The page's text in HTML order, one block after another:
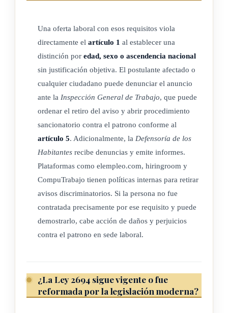
Una oferta laboral con esos requisitos viola
directamente el artículo 1 al establecer una
distinción por edad, sexo o ascendencia nacional
sin justificación objetiva. El postulante afectado o
cualquier ciudadano puede denunciar el anuncio
ante la Inspección General de Trabajo, que puede
ordenar el retiro del aviso y abrir procedimiento
sancionatorio contra el patrono conforme al
artículo 5. Adicionalmente, la Defensoría de los
Habitantes recibe denuncias y emite informes.
Plataformas como elempleo.com, hiringroom y
CompuTrabajo tienen políticas internas para retirar
avisos discriminatorios. Si la persona no fue
contratada precisamente por ese requisito y puede
demostrarlo, cabe acción de daños y perjuicios
contra el patrono en sede laboral.
¿La Ley 2694 sigue vigente o fue
reformada por la legislación moderna?